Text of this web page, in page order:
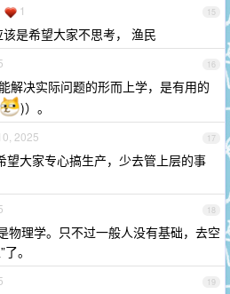
15
1
是希望大家不思考， 渔民
16
解决实际问题的形而上学，是有用的
)）。
17
2025
望大家专心搞生产，少去管上层的事
18
物理学。只不过一般人没有基础，去空
。
19